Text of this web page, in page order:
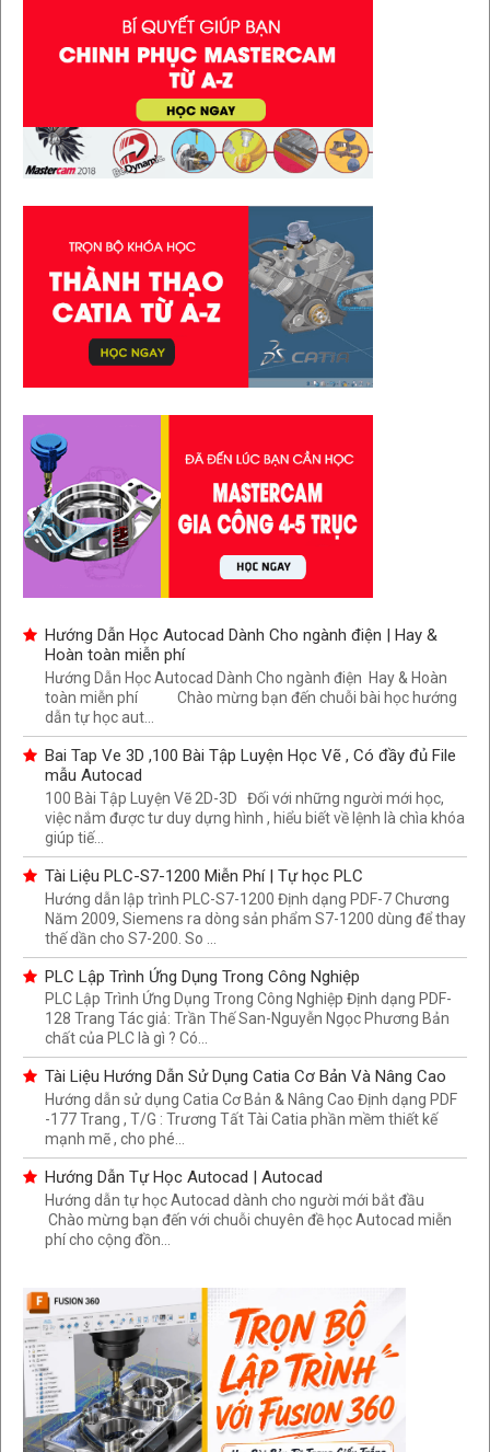
Hướng Dẫn Học Autocad Dành Cho ngành điện | Hay &
Hoàn toàn miễn phí
Hướng Dẫn Học Autocad Dành Cho ngành điện Hay & Hoàn
toàn miễn phí Chào mừng bạn đến chuỗi bài học hướng
dẫn tự học aut...
Bai Tap Ve 3D ,100 Bài Tập Luyện Học Vẽ , Có đầy đủ File
mẫu Autocad
100 Bài Tập Luyện Vẽ 2D-3D Đối với những người mới học,
việc nắm được tư duy dựng hình , hiểu biết về lệnh là chìa khóa
giúp tiế...
Tài Liệu PLC-S7-1200 Miễn Phí | Tự học PLC
Hướng dẫn lập trình PLC-S7-1200 Định dạng PDF-7 Chương
Năm 2009, Siemens ra dòng sản phẩm S7-1200 dùng để thay
thế dần cho S7-200. So ...
PLC Lập Trình Ứng Dụng Trong Công Nghiệp
PLC Lập Trình Ứng Dụng Trong Công Nghiệp Định dạng PDF-
128 Trang Tác giả: Trần Thế San-Nguyễn Ngọc Phương Bản
chất của PLC là gì ? Có...
Tài Liệu Hướng Dẫn Sử Dụng Catia Cơ Bản Và Nâng Cao
Hướng dẫn sử dụng Catia Cơ Bản & Nâng Cao Định dạng PDF
-177 Trang , T/G : Trương Tất Tài Catia phần mềm thiết kế
mạnh mẽ , cho phé...
Hướng Dẫn Tự Học Autocad | Autocad
Hướng dẫn tự học Autocad dành cho người mới bắt đầu
Chào mừng bạn đến với chuỗi chuyên đề học Autocad miễn
phí cho cộng đồn...